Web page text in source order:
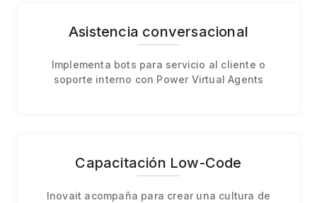
Asistencia conversacional
Implementa bots para servicio al cliente o
soporte interno con Power Virtual Agents
Capacitación Low-Code
Inovait acompaña para crear una cultura de